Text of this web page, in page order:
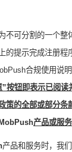
不可分割的一个整
的提示完成注册
合规使用说
按钮即表示已阅
策的全部或部分
MobPush产品或服
产品和服务时，我